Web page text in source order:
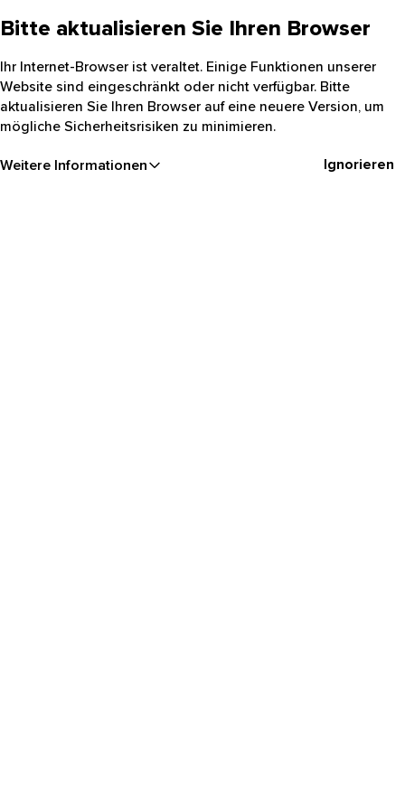
Bitte aktualisieren Sie Ihren Browser
Ihr Internet-Browser ist veraltet. Einige Funktionen unserer
Website sind eingeschränkt oder nicht verfügbar. Bitte
aktualisieren Sie Ihren Browser auf eine neuere Version, um
mögliche Sicherheitsrisiken zu minimieren.
Weitere Informationen Ignorieren